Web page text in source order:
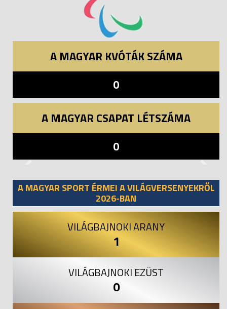
A MAGYAR KVÓTÁK SZÁMA
0
A MAGYAR CSAPAT LÉTSZÁMA
0
A MAGYAR SPORT ÉRMEI A VILÁGVERSENYEKRŐL
2026-BAN
VILÁGBAJNOKI ARANY
1
VILÁGBAJNOKI EZÜST
0